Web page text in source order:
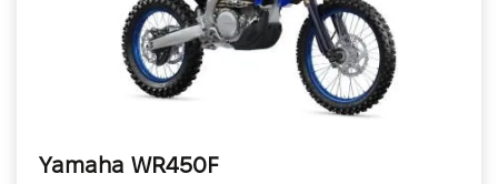
Yamaha WR450F